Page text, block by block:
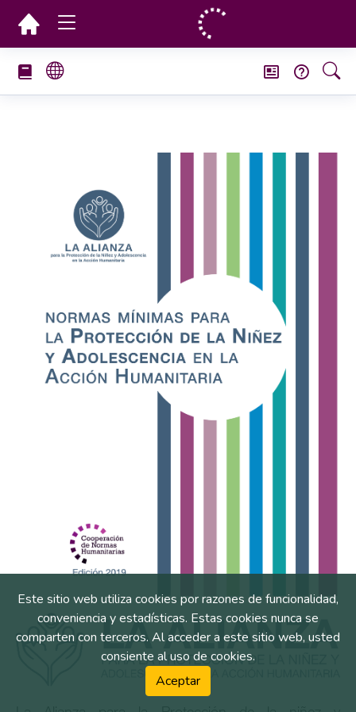
Este sitio web utiliza cookies por razones de funcionalidad,
conveniencia y estadísticas. Estas cookies nunca se
comparten con terceros. Al acceder a este sitio web, usted
consiente al uso de cookies.
Aceptar